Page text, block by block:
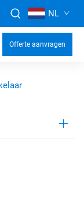
NL
Offerte aanvragen